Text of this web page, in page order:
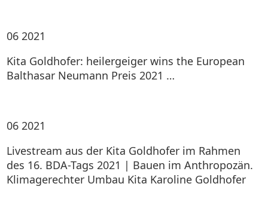
06 2021
Kita Goldhofer: heilergeiger wins the European
Balthasar Neumann Preis 2021 …
06 2021
Livestream aus der Kita Goldhofer im Rahmen
des 16. BDA-Tags 2021 | Bauen im Anthropozän.
Klimagerechter Umbau Kita Karoline Goldhofer